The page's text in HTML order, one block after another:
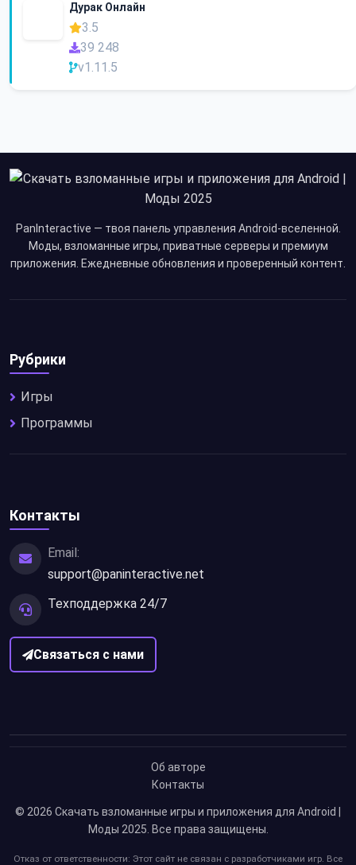
Дурак Онлайн
3.5
39 248
v1.11.5
PanInteractive — твоя панель управления Android-вселенной.
Моды, взломанные игры, приватные серверы и премиум
приложения. Ежедневные обновления и проверенный контент.
Рубрики
Игры
Программы
Контакты
Email:
support@paninteractive.net
Техподдержка 24/7
Связаться с нами
Об авторе
Контакты
© 2026 Скачать взломанные игры и приложения для Android |
Моды 2025. Все права защищены.
Отказ от ответственности: Этот сайт не связан с разработчиками игр. Все